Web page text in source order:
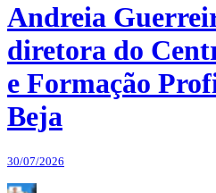
Andreia
diretora do
e Formação
Beja
30/07/2026